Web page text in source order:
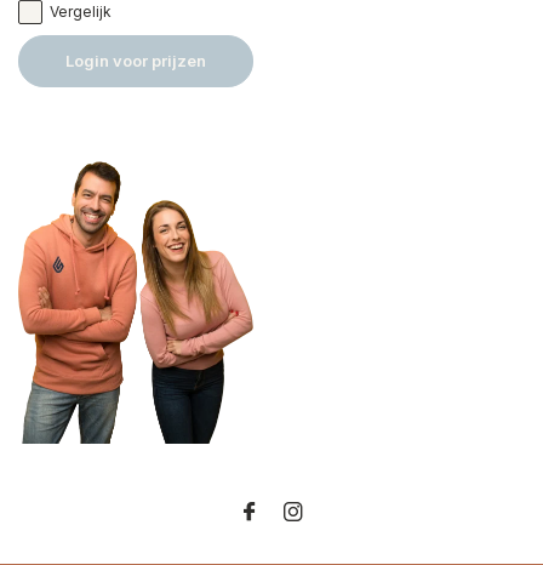
Vergelijk
Login voor prijzen